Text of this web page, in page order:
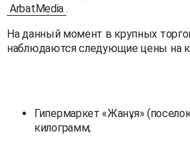
ArbatMedia .
На данный момент в крупных
наблюдаются следующие цены на
Гипермаркет «Жанұя»
килограмм;